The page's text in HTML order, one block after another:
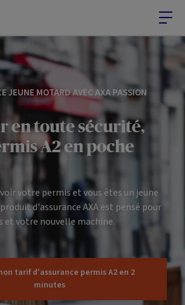
JEUNE MOTARD AVEC AXA PASSION
en toute sécurité,
A2 en poche
votre permis et vous êtes un jeune
d'assurance AXA est pensé pour
et votre nouvelle machine.
tarif d'assurance permis A2 en 2
minutes